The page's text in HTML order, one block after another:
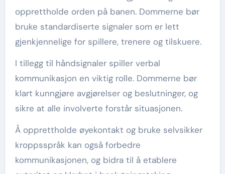
opprettholde orden på banen. Dommerne bør
bruke standardiserte signaler som er lett
gjenkjennelige for spillere, trenere og tilskuere.
I tillegg til håndsignaler spiller verbal
kommunikasjon en viktig rolle. Dommerne bør
klart kunngjøre avgjørelser og beslutninger, og
sikre at alle involverte forstår situasjonen.
Å opprettholde øyekontakt og bruke selvsikker
kroppsspråk kan også forbedre
kommunikasjonen, og bidra til å etablere